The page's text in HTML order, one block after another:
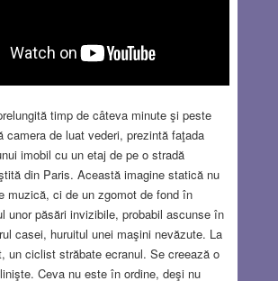
timp de câteva minute şi peste
camera de luat vederi, prezintă faţada
imobil cu un etaj de pe o stradă
din Paris. Această imagine statică nu
muzică, ci de un zgomot de fond în
unor păsări invizibile, probabil ascunse în
casei, huruitul unei maşini nevăzute. La
un ciclist străbate ecranul. Se creează o
Ceva nu este în ordine, deşi nu